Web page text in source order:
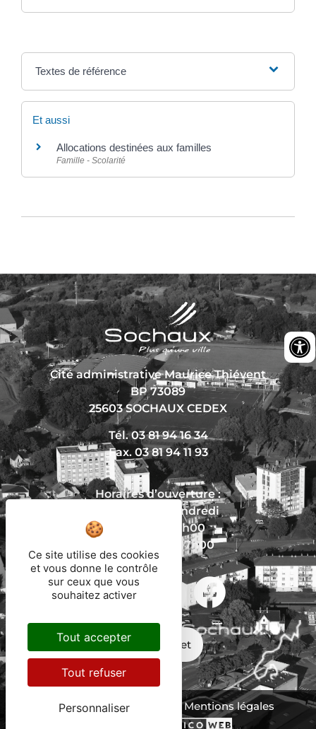
Textes de référence
Et aussi
Allocations destinées aux familles
Famille - Scolarité
Cité administrative Maurice Thiévent
BP 73089
25603 SOCHAUX CEDEX
Tél. 03 81 94 16 34
Fax. 03 81 94 11 93
Horaires d’ouverture :
Du lundi au vendredi
De 8h30 à 12h00
Et de 13h30 à 17h00
Nous écrire
Mon trajet
Protection des données
Mentions légales
Ce site utilise des cookies
et vous donne le contrôle
sur ceux que vous
souhaitez activer
Tout accepter
Tout refuser
Personnaliser